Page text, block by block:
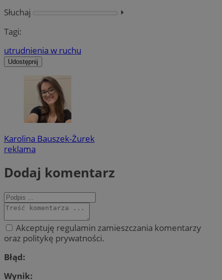
Słuchaj
⏵︎
Tagi:
utrudnienia w ruchu
Udostępnij
Karolina Bauszek-Żurek
reklama
Dodaj komentarz
Akceptuję regulamin zamieszczania komentarzy
oraz politykę prywatności.
Błąd:
Wynik: